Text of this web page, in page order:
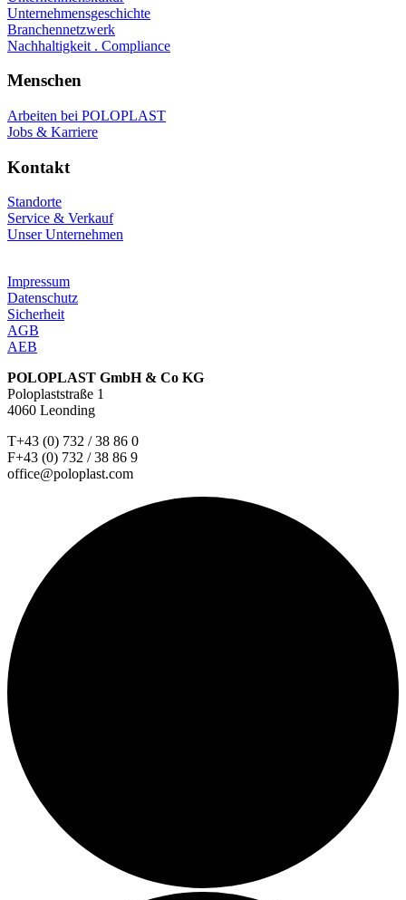
Unternehmensgeschichte
Branchennetzwerk
Nachhaltigkeit . Compliance
Menschen
Arbeiten bei POLOPLAST
Jobs & Karriere
Kontakt
Standorte
Service & Verkauf
Unser Unternehmen
Impressum
Datenschutz
Sicherheit
AGB
AEB
POLOPLAST GmbH & Co KG
Poloplaststraße 1
4060 Leonding
T+43 (0) 732 / 38 86 0
F+43 (0) 732 / 38 86 9
office@poloplast.com